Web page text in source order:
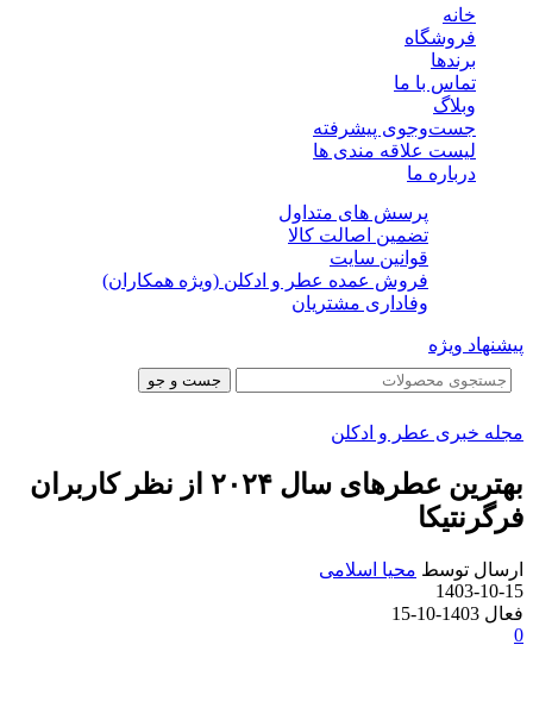
خانه
فروشگاه
برندها
تماس با ما
وبلاگ
جست‌وجوی پیشرفته
لیست علاقه مندی ها
درباره ما
پرسش های متداول
تضمین اصالت کالا
قوانین سایت
فروش عمده عطر و ادکلن (ویژه همکاران)
وفاداری مشتریان
پیشنهاد ویژه
جست و جو
مجله خبری عطر و ادکلن
بهترین عطرهای سال ۲۰۲۴ از نظر کاربران
فرگرنتیکا
ارسال توسط محیا اسلامی
1403-10-15
فعال 1403-10-15
0